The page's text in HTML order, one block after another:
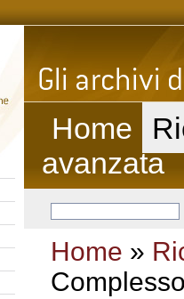
Home
avanzata
Home »